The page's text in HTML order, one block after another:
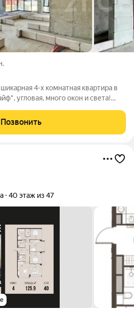
4-х комнатная квартира в
угловая, много окон и света!
4-й этаж, вид во двор и на
Позвонить
40 этаж из 47